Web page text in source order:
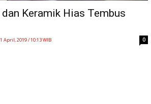
dan Keramik Hias Tembus
April, 2019 / 10:13 WIB 0